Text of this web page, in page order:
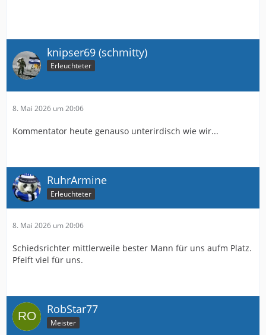
knipser69 (schmitty)
Erleuchteter
8. Mai 2026 um 20:06
Kommentator heute genauso unterirdisch wie wir...
RuhrArmine
Erleuchteter
8. Mai 2026 um 20:06
Schiedsrichter mittlerweile bester Mann für uns aufm Platz.
Pfeift viel für uns.
RobStar77
Meister